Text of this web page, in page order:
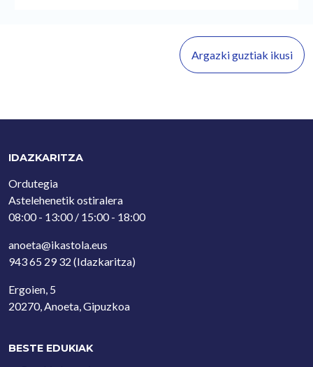
Argazki guztiak ikusi
IDAZKARITZA
Ordutegia
Astelehenetik ostiralera
08:00 - 13:00 / 15:00 - 18:00
anoeta@ikastola.eus
943 65 29 32 (Idazkaritza)
Ergoien, 5
20270, Anoeta, Gipuzkoa
BESTE EDUKIAK